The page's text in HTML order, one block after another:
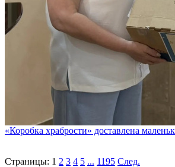
«Коробка храбрости» доставлена
Страницы: 1 2 3 4 5 ... 1195 След.